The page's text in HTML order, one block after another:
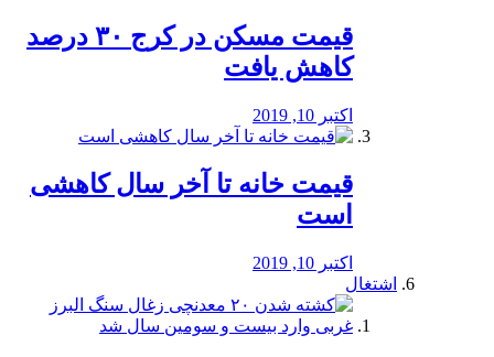
️قیمت مسکن در کرج ۳۰ درصد
کاهش یافت
اکتبر 10, 2019
قیمت خانه تا آخر سال کاهشی
است
اکتبر 10, 2019
اشتغال